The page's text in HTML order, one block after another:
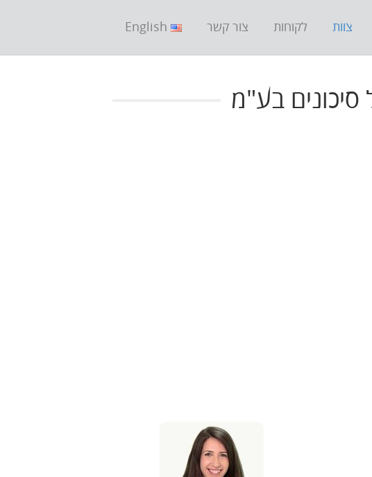
צוות לקוחות צור קשר English
סיכונים בע"מ